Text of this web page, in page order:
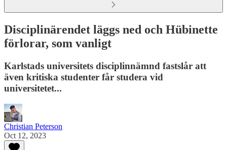
Disciplinärendet läggs ned och Hübinette
förlorar, som vanligt
Karlstads universitets disciplinnämnd fastslår att
även kritiska studenter får studera vid
universitetet...
Christian Peterson
Oct 12, 2023